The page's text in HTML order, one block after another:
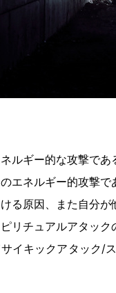
ルギー的な攻撃であ
エネルギー的攻撃で
る原因、また自分が
リチュアルアタック
イキックアタック/